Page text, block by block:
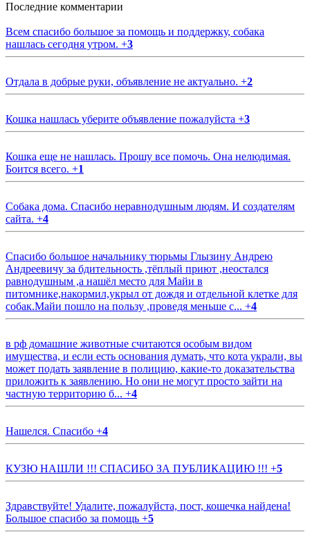
Последние комментарии
Всем спасибо большое за помощь и поддержку, собака
нашлась сегодня утром. +3
Отдала в добрые руки, объявление не актуально. +2
Кошка нашлась уберите объявление пожалуйста +3
Кошка еще не нашлась. Прошу все помочь. Она нелюдимая.
Боится всего. +1
Собака дома. Спасибо неравнодушным людям. И создателям
сайта. +4
Спасибо большое начальнику тюрьмы Глызину Андрею
Андреевичу за бдительность ,тёплый приют ,неостался
равнодушным ,а нашёл место для Майи в
питомнике,накормил,укрыл от дождя и отдельной клетке для
собак.Майи пошло на пользу ,проведя меньше с... +4
в рф домашние животные считаются особым видом
имущества, и если есть основания думать, что кота украли, вы
может подать заявление в полицию, какие-то доказательства
приложить к заявлению. Но они не могут просто зайти на
частную территорию б... +4
Нашелся. Спасибо +4
КУЗЮ НАШЛИ !!! СПАСИБО ЗА ПУБЛИКАЦИЮ !!! +5
Здравствуйте! Удалите, пожалуйста, пост, кошечка найдена!
Большое спасибо за помощь +5